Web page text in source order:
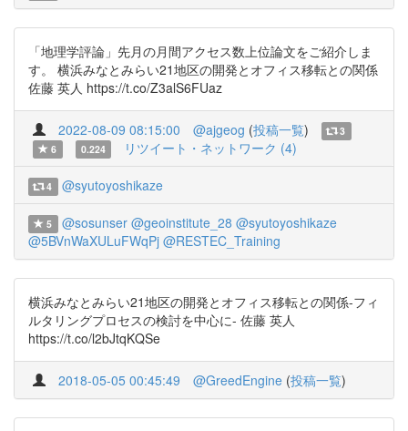
「地理学評論」先月の月間アクセス数上位論文をご紹介しま
す。 横浜みなとみらい21地区の開発とオフィス移転との関係
佐藤 英人 https://t.co/Z3alS6FUaz
2022-08-09 08:15:00 @ajgeog (投稿一覧)
3
6
0.224 リツイート・ネットワーク (4)
4 @syutoyoshikaze
5 @sosunser @geoinstitute_28 @syutoyoshikaze
@5BVnWaXULuFWqPj @RESTEC_Training
横浜みなとみらい21地区の開発とオフィス移転との関係-フィ
ルタリングプロセスの検討を中心に- 佐藤 英人
https://t.co/l2bJtqKQSe
2018-05-05 00:45:49 @GreedEngine (投稿一覧)